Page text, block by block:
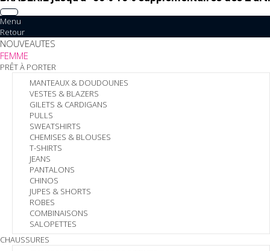
Menu
Retour
NOUVEAUTES
FEMME
PRÊT À PORTER
MANTEAUX & DOUDOUNES
VESTES & BLAZERS
GILETS & CARDIGANS
PULLS
SWEATSHIRTS
CHEMISES & BLOUSES
T-SHIRTS
JEANS
PANTALONS
CHINOS
JUPES & SHORTS
ROBES
COMBINAISONS
SALOPETTES
CHAUSSURES